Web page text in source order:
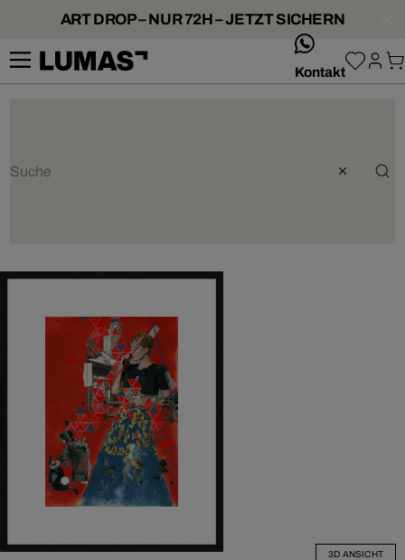
ART DROP – NUR 72H – JETZT SICHERN
Kontakt
3D ANSICHT